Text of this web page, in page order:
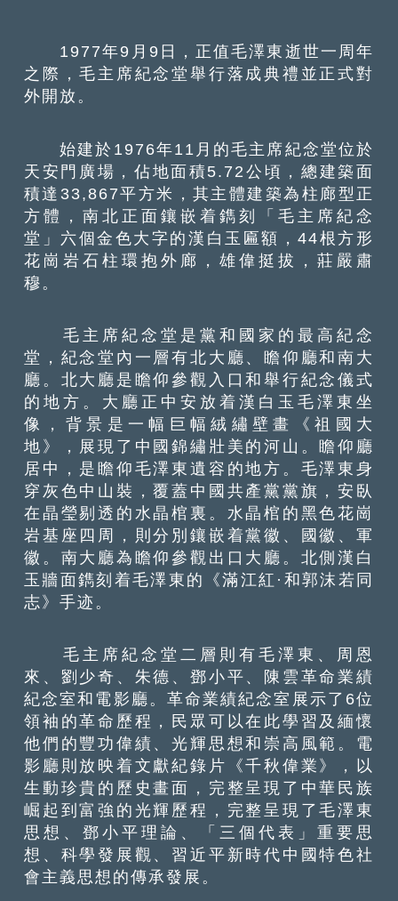
1977年9月9日，正值毛澤東逝世一周年
之際，毛主席紀念堂舉行落成典禮並正式對
外開放。
始建於1976年11月的毛主席紀念堂位於
天安門廣場，佔地面積5.72公頃，總建築面
積達33,867平方米，其主體建築為柱廊型正
方體，南北正面鑲嵌着鐫刻「毛主席紀念
堂」六個金色大字的漢白玉匾額，44根方形
花崗岩石柱環抱外廊，雄偉挺拔，莊嚴肅
穆。
毛主席紀念堂是黨和國家的最高紀念
堂，紀念堂內一層有北大廳、瞻仰廳和南大
廳。北大廳是瞻仰參觀入口和舉行紀念儀式
的地方。大廳正中安放着漢白玉毛澤東坐
像，背景是一幅巨幅絨繡壁畫《祖國大
地》，展現了中國錦繡壯美的河山。瞻仰廳
居中，是瞻仰毛澤東遺容的地方。毛澤東身
穿灰色中山裝，覆蓋中國共產黨黨旗，安臥
在晶瑩剔透的水晶棺裏。水晶棺的黑色花崗
岩基座四周，則分別鑲嵌着黨徽、國徽、軍
徽。南大廳為瞻仰參觀出口大廳。北側漢白
玉牆面鐫刻着毛澤東的《滿江紅·和郭沫若同
志》手迹。
毛主席紀念堂二層則有毛澤東、周恩
來、劉少奇、朱德、鄧小平、陳雲革命業績
紀念室和電影廳。革命業績紀念室展示了6位
領袖的革命歷程，民眾可以在此學習及緬懷
他們的豐功偉績、光輝思想和崇高風範。電
影廳則放映着文獻紀錄片《千秋偉業》，以
生動珍貴的歷史畫面，完整呈現了中華民族
崛起到富強的光輝歷程，完整呈現了毛澤東
思想、鄧小平理論、「三個代表」重要思
想、科學發展觀、習近平新時代中國特色社
會主義思想的傳承發展。